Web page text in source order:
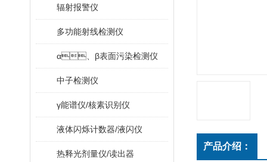
辐射报警仪
多功能射线检测仪
α、β表面污染检测仪
中子检测仪
γ能谱仪/核素识别仪
液体闪烁计数器/液闪仪
热释光剂量仪/读出器
产品介绍：